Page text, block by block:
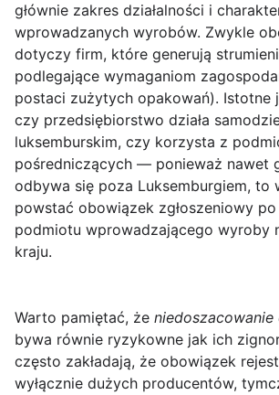
głównie zakres działalności i
wprowadzanych wyrobów. Zwykle
dotyczy firm, które generują
podlegające wymaganiom
postaci zużytych opakowań). Istotne
czy przedsiębiorstwo działa
luksemburskim, czy korzysta z
pośredniczących — ponieważ nawet
odbywa się poza Luksemburgiem, to
powstać obowiązek zgłoszeniowy
podmiotu wprowadzającego wyroby
kraju.
Warto pamiętać, że
bywa równie ryzykowne jak ich
często zakładają, że obowiązek
wyłącznie dużych producentów,